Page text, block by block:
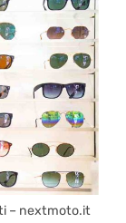
– nextmoto.it